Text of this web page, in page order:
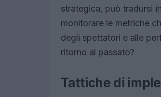
strategica, può tradursi
monitorare le metriche
degli spettatori e alle
ritorno al passato?
Tattiche di